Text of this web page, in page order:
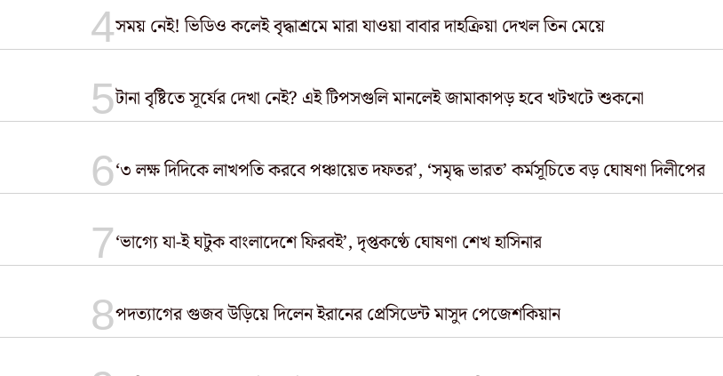
সময় নেই! ভিডিও কলেই বৃদ্ধাশ্রমে মারা যাওয়া বাবার দাহক্রিয়া দেখল তিন মেয়ে
টানা বৃষ্টিতে সূর্যের দেখা নেই? এই টিপসগুলি মানলেই জামাকাপড় হবে খটখটে শুকনো
‘৩ লক্ষ দিদিকে লাখপতি করবে পঞ্চায়েত দফতর’, ‘সমৃদ্ধ ভারত’ কর্মসূচিতে বড় ঘোষণা দিলীপের
‘ভাগ্যে যা-ই ঘটুক বাংলাদেশে ফিরবই’, দৃপ্তকণ্ঠে ঘোষণা শেখ হাসিনার
পদত্যাগের গুজব উড়িয়ে দিলেন ইরানের প্রেসিডেন্ট মাসুদ পেজেশকিয়ান